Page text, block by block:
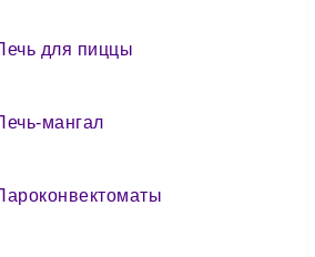
для пиццы
мангал